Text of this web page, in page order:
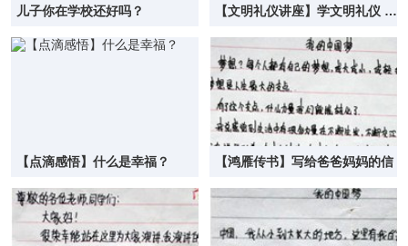
儿子你在学校还好吗？
【文明礼仪讲座】学文明礼仪 做
【点滴感悟】什么是幸福？ 【鸿雁传书】写给爸爸妈妈的信